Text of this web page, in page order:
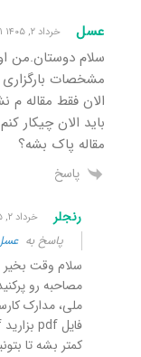
عسل خرداد ۲, ۱۴۰۵ ۷:۵۱ ب٫ظ
سلام دوستان.من
مشخصات
الان فقط مقاله
باید الان چیکار
مقاله پاک بشه؟
پاسخ
رنجلر خرداد ۲, ۱۴۰۵ ۱۰:۳۶ ب٫ظ
پاسخ به
سلام وقت بخیر
مصاحبه رو
ملی، مدارک
کمتر بشه تا